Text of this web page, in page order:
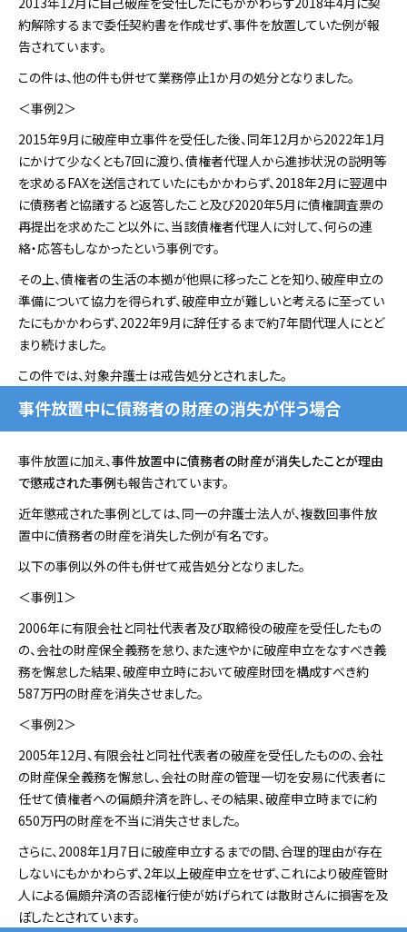
約解除するまで委任契約書を作成せず、事件を放置していた例が報
告されています。
この件は、他の件も併せて業務停止1か月の処分となりました。
＜事例2＞
2015年9月に破産申立事件を受任した後、同年12月から2022年1月
にかけて少なくとも7回に渡り、債権者代理人から進捗状況の説明等
を求めるFAXを送信されていたにもかかわらず、2018年2月に翌週中
に債務者と協議すると返答したこと及び2020年5月に債権調査票の
再提出を求めたこと以外に、当該債権者代理人に対して、何らの連
絡・応答もしなかったという事例です。
その上、債権者の生活の本拠が他県に移ったことを知り、破産申立の
準備について協力を得られず、破産申立が難しいと考えるに至ってい
たにもかかわらず、2022年9月に辞任するまで約7年間代理人にとど
まり続けました。
この件では、対象弁護士は戒告処分とされました。
事件放置中に債務者の財産の消失が伴う場合
事件放置に加え、事件放置中に債務者の財産が消失したことが理由
で懲戒された事例も報告されています。
近年懲戒された事例としては、同一の弁護士法人が、複数回事件放
置中に債務者の財産を消失した例が有名です。
以下の事例以外の件も併せて戒告処分となりました。
＜事例1＞
2006年に有限会社と同社代表者及び取締役の破産を受任したもの
の、会社の財産保全義務を怠り、また速やかに破産申立をなすべき義
務を懈怠した結果、破産申立時において破産財団を構成すべき約
587万円の財産を消失させました。
＜事例2＞
2005年12月、有限会社と同社代表者の破産を受任したものの、会社
の財産保全義務を懈怠し、会社の財産の管理一切を安易に代表者に
任せて債権者への偏頗弁済を許し、その結果、破産申立時までに約
650万円の財産を不当に消失させました。
さらに、2008年1月7日に破産申立するまでの間、合理的理由が存在
しないにもかかわらず、2年以上破産申立をせず、これにより破産管財
人による偏頗弁済の否認権行使が妨げられては散財さんに損害を及
ぼしたとされています。